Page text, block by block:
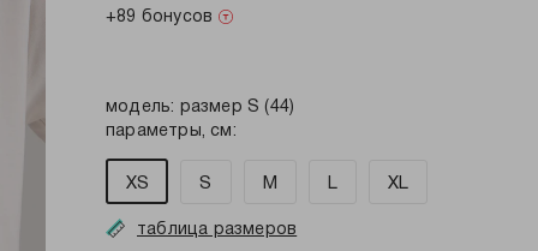
+89 бонусов
модель: размер S (44)
параметры, см:
XS S M L XL
таблица размеров